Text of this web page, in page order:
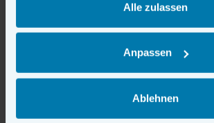
Alle zulassen
Anpassen
Ablehnen
transparent und rechtlich einwandfrei
PDF-Download:Wählen Sie die
auszufüllen und im gängigen PDF-
herunterzuladen.